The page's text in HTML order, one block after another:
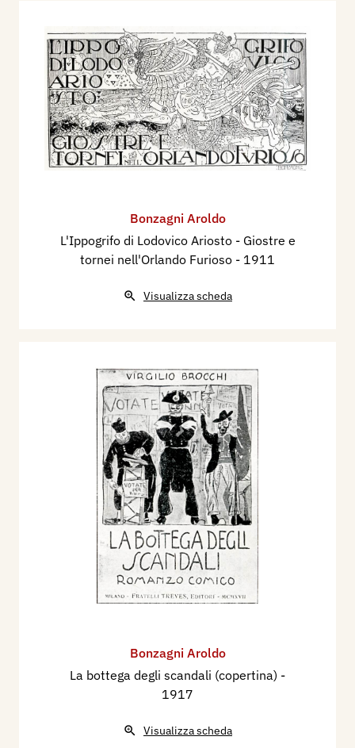
Bonzagni Aroldo
L'Ippogrifo di Lodovico Ariosto - Giostre e
tornei nell'Orlando Furioso - 1911
Visualizza scheda
Bonzagni Aroldo
La bottega degli scandali (copertina) -
1917
Visualizza scheda